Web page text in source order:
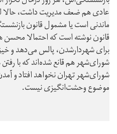
عادی هم ضعف مدیریت داشت، حالا
ماندنی است یا مشمول قانون
قانون نوشته است که احتمالا
برای شهردارشدن، پالس می‌دهد و
شورای‌شهر هم قانع شده‌اند که با
شورای‌شهر تهران نخواهد افتاد و
موضوع وحشت‌انگیزی نیست.